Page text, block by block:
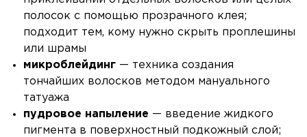
полосок с помощью прозрачного клея;
подходит тем, кому нужно скрыть проплешины
или шрамы
микроблейдинг — техника создания
тончайших волосков методом мануального
татуажа
пудровое напыление — введение жидкого
пигмента в поверхностный подкожный слой;